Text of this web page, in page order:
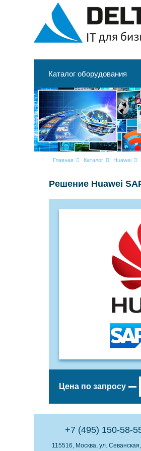
Каталог оборудования
Главная Каталог Huawei
Решение Huawei
Цена по запросу
+7 (495) 150-58-
115516, Москва, ул.